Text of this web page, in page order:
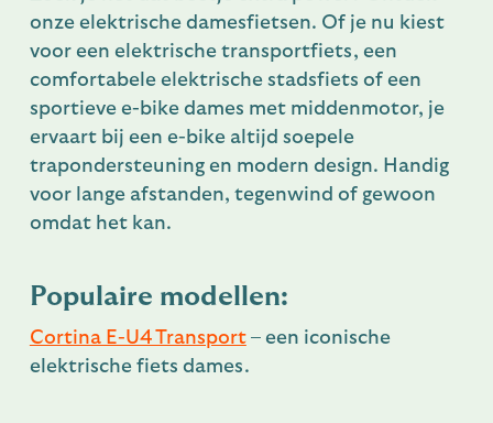
onze elektrische damesfietsen. Of je nu kiest
voor een elektrische transportfiets, een
comfortabele elektrische stadsfiets of een
sportieve e-bike dames met middenmotor, je
ervaart bij een e-bike altijd soepele
trapondersteuning en modern design. Handig
voor lange afstanden, tegenwind of gewoon
omdat het kan.
Populaire modellen:
Cortina E-U4 Transport– een iconische
elektrische fiets dames.